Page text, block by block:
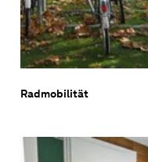
Radmobilität